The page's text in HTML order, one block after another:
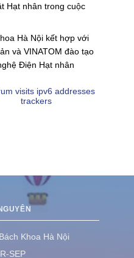
Hạt nhân trong cuộc
Hà Nội kết hợp với
và VINATOM đào tạo
Điện Hạt nhân
Khoa Hà Nội
SEP